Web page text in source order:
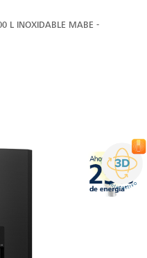
L INOXIDABLE MABE -